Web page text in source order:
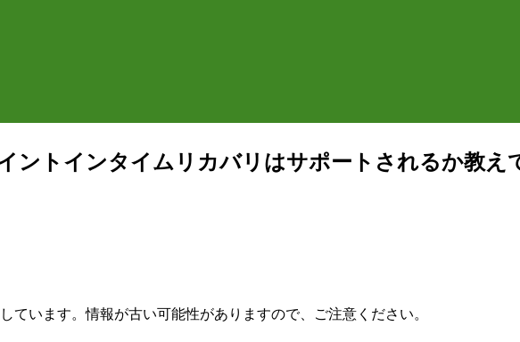
ントインタイムリカバリはサポートされるか教え
ています。情報が古い可能性がありますので、ご注意ください。